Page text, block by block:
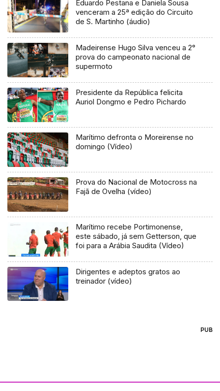
Eduardo Pestana e Daniela Sousa
venceram a 25ª edição do Circuito
de S. Martinho (áudio)
Madeirense Hugo Silva venceu a 2°
prova do campeonato nacional de
supermoto
Presidente da República felicita
Auriol Dongmo e Pedro Pichardo
Marítimo defronta o Moreirense no
domingo (Vídeo)
Prova do Nacional de Motocross na
Fajã de Ovelha (vídeo)
Marítimo recebe Portimonense,
este sábado, já sem Getterson, que
foi para a Arábia Saudita (Vídeo)
Dirigentes e adeptos gratos ao
treinador (vídeo)
PUB